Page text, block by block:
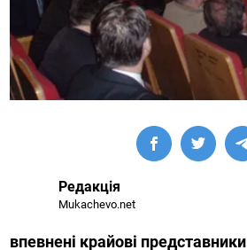
Редакція
Mukachevo.net
впевнені крайові